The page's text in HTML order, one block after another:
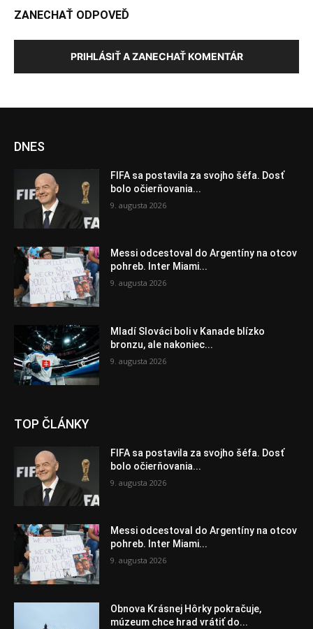
ZANECHAŤ ODPOVEĎ
PRIHLÁSIŤ A ZANECHAŤ KOMENTÁR
DNES
FIFA sa postavila za svojho šéfa. Dosť
bolo očierňovania...
9. augusta 2026
Messi odcestoval do Argentíny na otcov
pohreb. Inter Miami...
9. augusta 2026
Mladí Slováci boli v Kanade blízko
bronzu, ale nakoniec...
9. augusta 2026
TOP ČLÁNKY
FIFA sa postavila za svojho šéfa. Dosť
bolo očierňovania...
9. augusta 2026
Messi odcestoval do Argentíny na otcov
pohreb. Inter Miami...
9. augusta 2026
Obnova Krásnej Hôrky pokračuje,
múzeum chce hrad vrátiť do...